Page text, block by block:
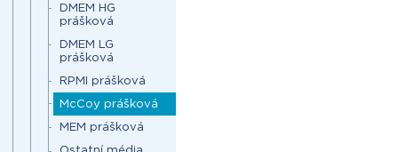
DMEM HG
prášková
DMEM LG
prášková
RPMI prášková
McCoy prášková
MEM prášková